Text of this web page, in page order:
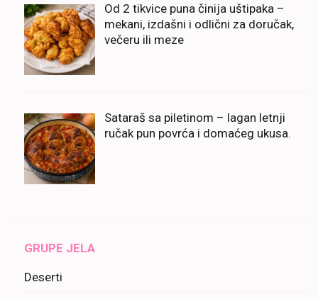
Od 2 tikvice puna činija uštipaka –
mekani, izdašni i odlični za doručak,
večeru ili meze
Sataraš sa piletinom – lagan letnji
ručak pun povrća i domaćeg ukusa.
GRUPE JELA
Deserti